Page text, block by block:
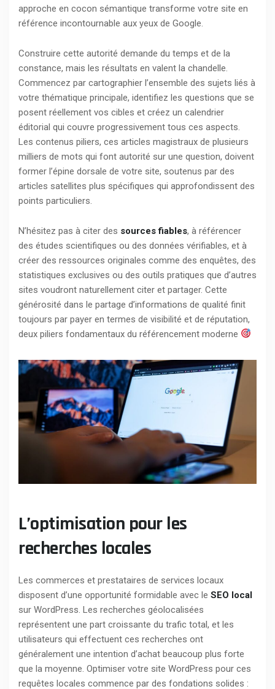
approche en cocon sémantique transforme votre site en
référence incontournable aux yeux de Google.
Construire cette autorité demande du temps et de la
constance, mais les résultats en valent la chandelle.
Commencez par cartographier l’ensemble des sujets liés à
votre thématique principale, identifiez les questions que se
posent réellement vos cibles et créez un calendrier
éditorial qui couvre progressivement tous ces aspects.
Les contenus piliers, ces articles magistraux de plusieurs
milliers de mots qui font autorité sur une question, doivent
former l’épine dorsale de votre site, soutenus par des
articles satellites plus spécifiques qui approfondissent des
points particuliers.
N’hésitez pas à citer des sources fiables, à référencer
des études scientifiques ou des données vérifiables, et à
créer des ressources originales comme des enquêtes, des
statistiques exclusives ou des outils pratiques que d’autres
sites voudront naturellement citer et partager. Cette
générosité dans le partage d’informations de qualité finit
toujours par payer en termes de visibilité et de réputation,
deux piliers fondamentaux du référencement moderne
L’optimisation pour les
recherches locales
Les commerces et prestataires de services locaux
disposent d’une opportunité formidable avec le SEO local
sur WordPress. Les recherches géolocalisées
représentent une part croissante du trafic total, et les
utilisateurs qui effectuent ces recherches ont
généralement une intention d’achat beaucoup plus forte
que la moyenne. Optimiser votre site WordPress pour ces
requêtes locales commence par des fondations solides :